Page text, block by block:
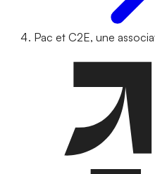
Pac et C2E, une